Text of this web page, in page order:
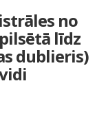
no
līdz
dublieris)